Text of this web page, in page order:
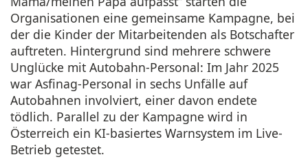
Organisationen eine gemeinsame Kampagne, bei
der die Kinder der Mitarbeitenden als Botschafter
auftreten. Hintergrund sind mehrere schwere
Unglücke mit Autobahn-Personal: Im Jahr 2025
war Asfinag-Personal in sechs Unfälle auf
Autobahnen involviert, einer davon endete
tödlich. Parallel zu der Kampagne wird in
Österreich ein KI-basiertes Warnsystem im Live-
Betrieb getestet.